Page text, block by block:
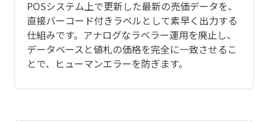
POSシステム上で更新した最新の売価データを、
直接バーコード付きラベルとして素早く出力する
仕組みです。アナログなラベラー運用を廃止し、
データベースと値札の価格を完全に一致させるこ
とで、ヒューマンエラーを防ぎます。